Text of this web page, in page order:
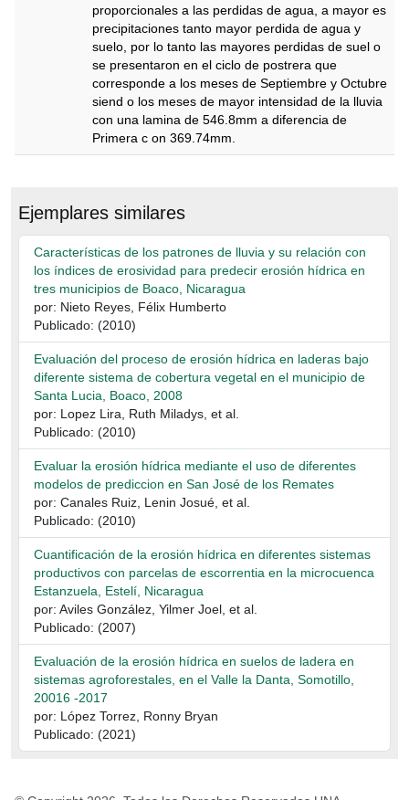
proporcionales a las perdidas de agua, a mayor es
precipitaciones tanto mayor perdida de agua y
suelo, por lo tanto las mayores perdidas de suel o
se presentaron en el ciclo de postrera que
corresponde a los meses de Septiembre y Octubre
siend o los meses de mayor intensidad de la lluvia
con una lamina de 546.8mm a diferencia de
Primera c on 369.74mm.
Ejemplares similares
Características de los patrones de lluvia y su relación con
los índices de erosividad para predecir erosión hídrica en
tres municipios de Boaco, Nicaragua
por: Nieto Reyes, Félix Humberto
Publicado: (2010)
Evaluación del proceso de erosión hídrica en laderas bajo
diferente sistema de cobertura vegetal en el municipio de
Santa Lucia, Boaco, 2008
por: Lopez Lira, Ruth Miladys, et al.
Publicado: (2010)
Evaluar la erosión hídrica mediante el uso de diferentes
modelos de prediccion en San José de los Remates
por: Canales Ruiz, Lenin Josué, et al.
Publicado: (2010)
Cuantificación de la erosión hídrica en diferentes sistemas
productivos con parcelas de escorrentia en la microcuenca
Estanzuela, Estelí, Nicaragua
por: Aviles González, Yilmer Joel, et al.
Publicado: (2007)
Evaluación de la erosión hídrica en suelos de ladera en
sistemas agroforestales, en el Valle la Danta, Somotillo,
20016 -2017
por: López Torrez, Ronny Bryan
Publicado: (2021)